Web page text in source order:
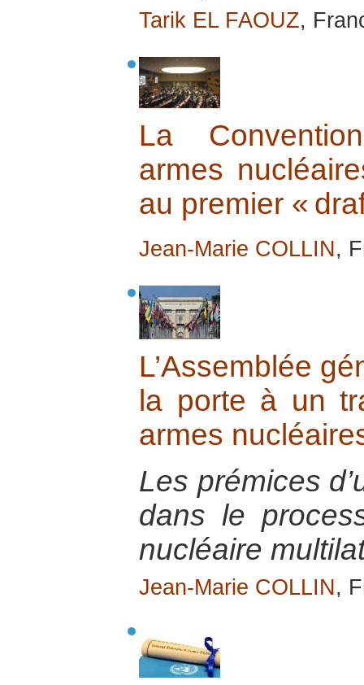
Tarik EL FAOUZ,
La
armes
au premier «
Jean-Marie COLLIN,
L’Assemblée
la porte à un
armes
Les prémices
dans le
nucléaire
Jean-Marie COLLIN,